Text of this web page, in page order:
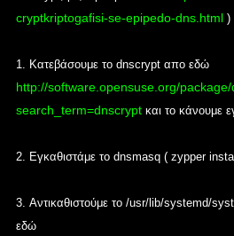
cryptkriptogafisi-se-epipedo-dns.html )
1. Κατεβάσουμε το dnscrypt απο εδώ
http://software.opensuse.org/
search_term=dnscryptκαι το κάνουμε
2. Εγκαθιστάμε το dnsmasq ( zypper
3. Αντικαθιστούμε το /usr/lib/systemd/
εδώ